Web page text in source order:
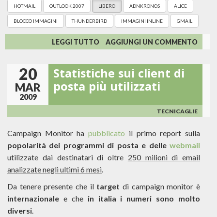
HOTMAIL OUTLOOK 2007 LIBERO ADNKRONOS ALICE
BLOCCO IMMAGINI THUNDERBIRD IMMAGINI INLINE GMAIL
LEGGI TUTTO SU
ADNKRONOS:
PASSI
AVANTI
E
AGGIUNGI UN COMMENTO
20
MAR
2009
Statistiche sui client di
posta più utilizzati
TECNICAGLIE
Campaign Monitor hapubblicato il primo report sulla
popolarità dei programmi di posta e delle webmail
utilizzate dai destinatari di oltre 250 milioni di email
analizzate negli ultimi 6 mesi
Da tenere presente che il target di campaign monitor è
internazionale e che in italia i numeri sono molto
diversi